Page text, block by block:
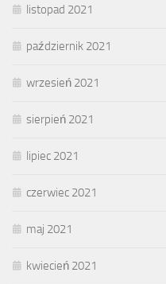
listopad 2021
październik 2021
wrzesień 2021
sierpień 2021
lipiec 2021
czerwiec 2021
maj 2021
kwiecień 2021